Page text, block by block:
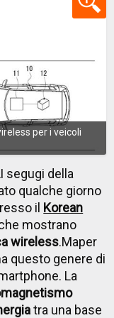
per i veicoli
I segugi della
qualche giorno
il Korean
mostrano
wireless.Maper
questo genere di
La
tra una base